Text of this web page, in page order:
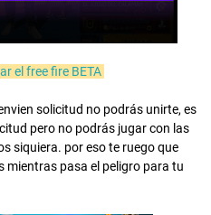
el free fire BETA
solicitud no podrás unirte, es
pero no podrás jugar con las
siquiera. por eso te ruego que
mientras pasa el peligro para tu